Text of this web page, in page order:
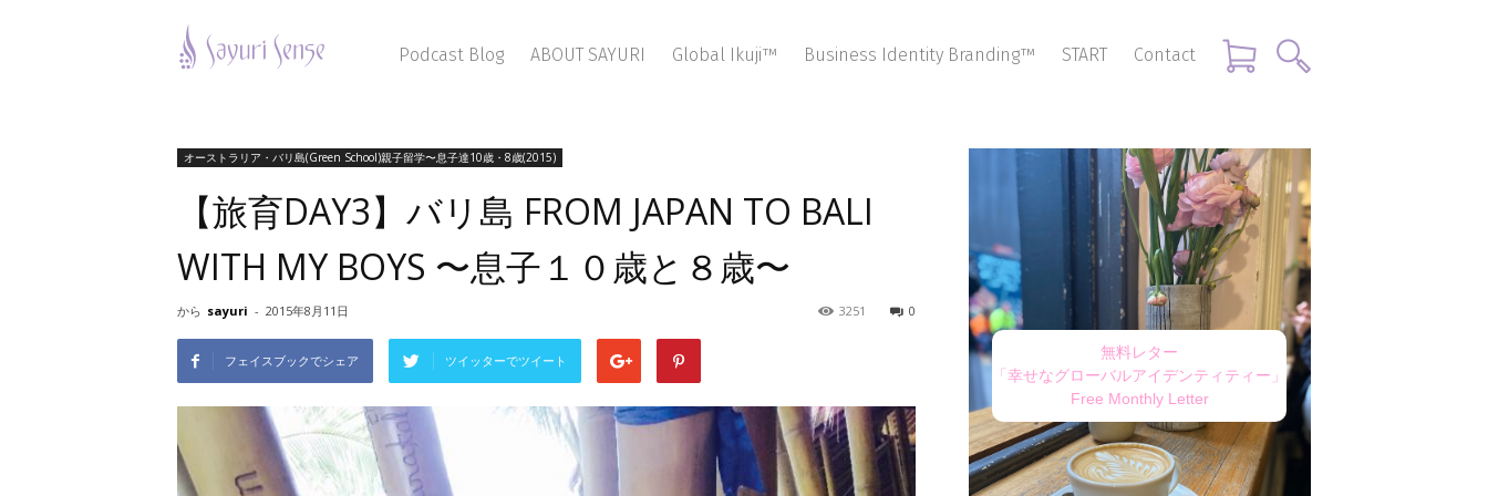
Podcast Blog
ABOUT SAYURI Global Ikuji™ Business Identity Branding™ START Contact
オーストラリア・バリ島(Green School)親子留学〜息子達10歳・8歳(2015)
【旅育DAY3】バリ島 FROM JAPAN TO BALI
WITH MY BOYS 〜息子１０歳と８歳〜
から sayuri - 2015年8月11日 0
3251
フェイスブックでシェア ツイッターでツイート
無料レター
「幸せなグローバルアイデンティティー」
Free Monthly Letter